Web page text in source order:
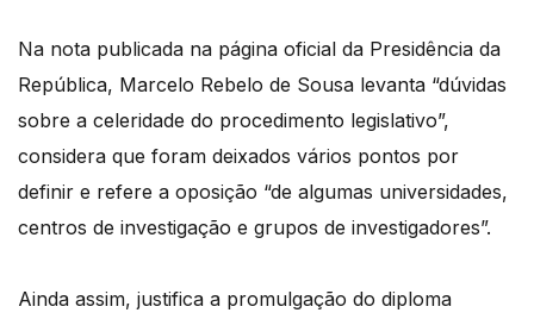
Na nota publicada na página oficial da Presidência da
República, Marcelo Rebelo de Sousa levanta “dúvidas
sobre a celeridade do procedimento legislativo”,
considera que foram deixados vários pontos por
definir e refere a oposição “de algumas universidades,
centros de investigação e grupos de investigadores”.
Ainda assim, justifica a promulgação do diploma